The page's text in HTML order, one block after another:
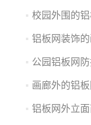
校园外围的
铝板网装饰
公园铝板网
画廊外的铝
铝板网外立